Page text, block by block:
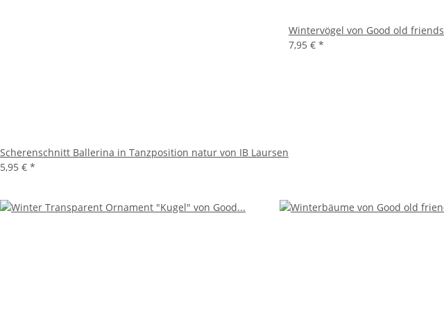
Scherenschnitt Ballerina in Tanzposition natur von IB Laursen
5,95 € *
Wintervögel von Good old friends
7,95 € *